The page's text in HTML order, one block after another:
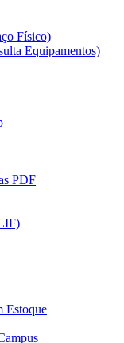
Físico)
Equipamentos)
PDF
Estoque